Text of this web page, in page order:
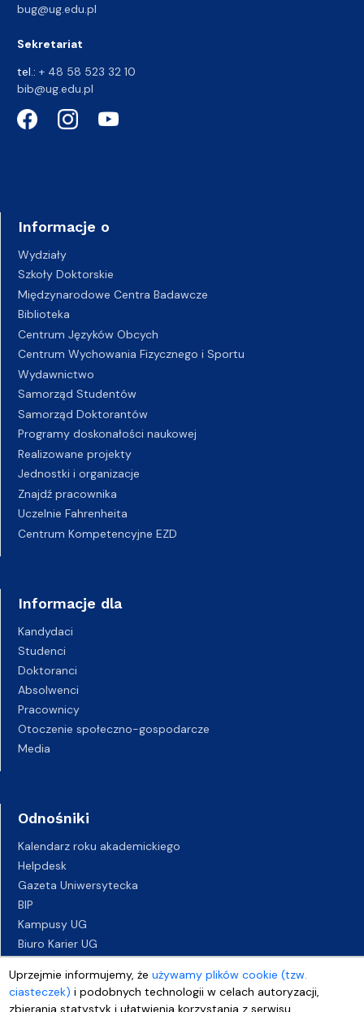
Uprzejmie informujemy, żeużywamy plików cookie (tzw.
ciasteczek) i podobnych technologii w celach autoryzacji,
zbierania statystyk i ułatwienia korzystania z serwisu
bug@ug.edu.pl
Sekretariat
tel.: + 48 58 523 32 10
bib@ug.edu.pl
Informacje o
Wydziały
Szkoły Doktorskie
Międzynarodowe Centra Badawcze
Biblioteka
Centrum Języków Obcych
Centrum Wychowania Fizycznego i Sportu
Wydawnictwo
Samorząd Studentów
Samorząd Doktorantów
Programy doskonałości naukowej
Realizowane projekty
Jednostki i organizacje
Znajdź pracownika
Uczelnie Fahrenheita
Centrum Kompetencyjne EZD
Informacje dla
Kandydaci
Studenci
Doktoranci
Absolwenci
Pracownicy
Otoczenie społeczno-gospodarcze
Media
Odnośniki
Kalendarz roku akademickiego
Helpdesk
Gazeta Uniwersytecka
BIP
Kampusy UG
Biuro Karier UG
Deklaracja dostępności